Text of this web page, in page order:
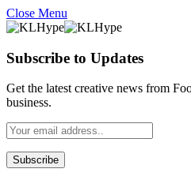
Close Menu
Subscribe to Updates
Get the latest creative news from
business.